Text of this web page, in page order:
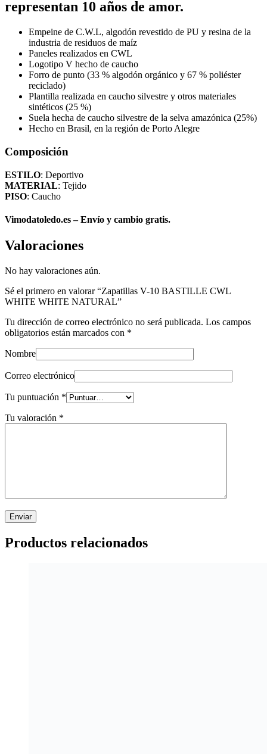
representan 10 años de amor.
Empeine de C.W.L, algodón revestido de PU y resina de la
industria de residuos de maíz
Paneles realizados en CWL
Logotipo V hecho de caucho
Forro de punto (33 % algodón orgánico y 67 % poliéster
reciclado)
Plantilla realizada en caucho silvestre y otros materiales
sintéticos (25 %)
Suela hecha de caucho silvestre de la selva amazónica (25%)
Hecho en Brasil, en la región de Porto Alegre
Composición
ESTILO: Deportivo
MATERIAL: Tejido
PISO: Caucho
Vimodatoledo.es – Envío y cambio gratis.
Valoraciones
No hay valoraciones aún.
Sé el primero en valorar “Zapatillas V-10 BASTILLE CWL
WHITE WHITE NATURAL”
Tu dirección de correo electrónico no será publicada. Los campos
obligatorios están marcados con *
Nombre
Correo electrónico
Tu puntuación *
Tu valoración *
Productos relacionados